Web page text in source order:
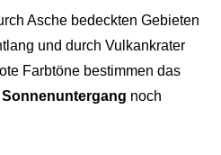
Asche bedeckten Gebieten
und durch Vulkankrater
Farbtöne bestimmen das
Sonnenuntergang noch